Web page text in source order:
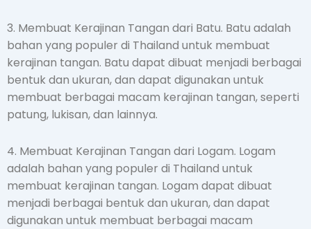
3. Membuat Kerajinan Tangan dari Batu. Batu adalah
bahan yang populer di Thailand untuk membuat
kerajinan tangan. Batu dapat dibuat menjadi berbagai
bentuk dan ukuran, dan dapat digunakan untuk
membuat berbagai macam kerajinan tangan, seperti
patung, lukisan, dan lainnya.
4. Membuat Kerajinan Tangan dari Logam. Logam
adalah bahan yang populer di Thailand untuk
membuat kerajinan tangan. Logam dapat dibuat
menjadi berbagai bentuk dan ukuran, dan dapat
digunakan untuk membuat berbagai macam